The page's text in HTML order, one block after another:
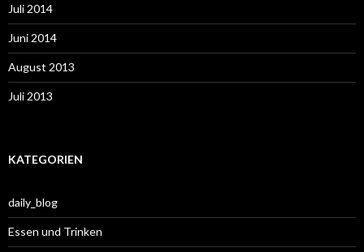
Juli 2014
Juni 2014
August 2013
Juli 2013
KATEGORIEN
daily_blog
Essen und Trinken